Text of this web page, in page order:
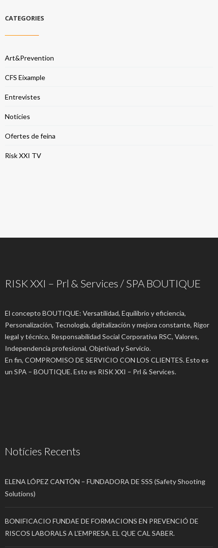
CATEGORIES
Art&Prevention
CFS Eixample
Entrevistes
Notícies
Ofertes de feina
Risk XXI TV
RISK XXI – Prl & Services / SPA BOUTIQUE
El concepto BOUTIQUE: Versatilidad, Equilibrio y eficiencia,
Personalización, Tecnología, digitalización y mejora constante, Rigor
legal y técnico, Responsabilidad Social Corporativa RSC, Valores,
Independencia profesional, Objetivad y Servicio.
En fin, COMPROMISO DE SERVICIO CON LOS CLIENTES. Esto es
un SPA – BOUTIQUE. Esto es RISK XXI – Prl & Services.
Notícies Recents
ELENA LÓPEZ CANTÓN – FUNDADORA DE SSS (Safety Shooting
Solutions)
BONIFICACIO FUNDAE DE FORMACIONS EN PREVENCIÓ DE
RISCOS LABORALS A L’EMPRESA. EL QUE CAL SABER.